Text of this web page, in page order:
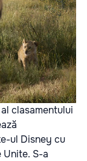
clasamentului
ul Disney cu
Unite. S-a